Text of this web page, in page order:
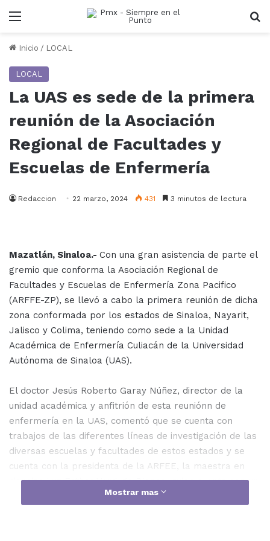
Menu
Inicio / LOCAL
LOCAL
La UAS es sede de la primera
reunión de la Asociación
Regional de Facultades y
Escuelas de Enfermería
Redaccion 22 marzo, 2024 431 3 minutos de lectura
Mazatlán, Sinaloa.- Con una gran asistencia de parte el
gremio que conforma la Asociación Regional de
Facultades y Escuelas de Enfermería Zona Pacifico
(ARFFE-ZP), se llevó a cabo la primera reunión de dicha
zona conformada por los estados de Sinaloa, Nayarit,
Jalisco y Colima, teniendo como sede a la Unidad
Académica de Enfermería Culiacán de la Universidad
Autónoma de Sinaloa (UAS).
El doctor Jesús Roberto Garay Núñez, director de la
unidad académica y anfitrión de esta reuniónn de
enfermería en la UAS, comentó que se cuenta con
trabajos de las diferentes líneas de investigación de las
diversas escuelas y facultades de estos estados y se
cuenta con la presidenta de la ARFEE, la maestra en
ciencias Luz Esther Verdugo Blanco, quien cuenta con un
liderazgo muy amplio en la Zona Pacífico y en la
Mostrar mas